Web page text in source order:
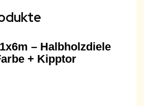
– Halbholzdiele
+ Kipptor